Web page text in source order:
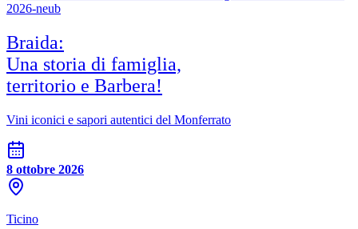
Braida:
Una storia di famiglia,
territorio e Barbera!
Vini iconici e sapori autentici del Monferrato
8 ottobre 2026
Ticino